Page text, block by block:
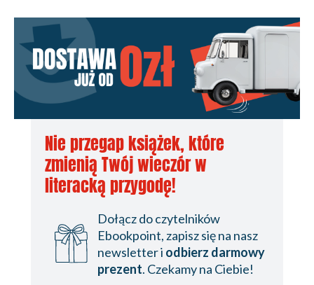
Nie przegap książek, które
zmienią Twój wieczór w
literacką przygodę!
Dołącz do czytelników
Ebookpoint, zapisz się na nasz
newsletter i odbierz darmowy
prezent. Czekamy na Ciebie!